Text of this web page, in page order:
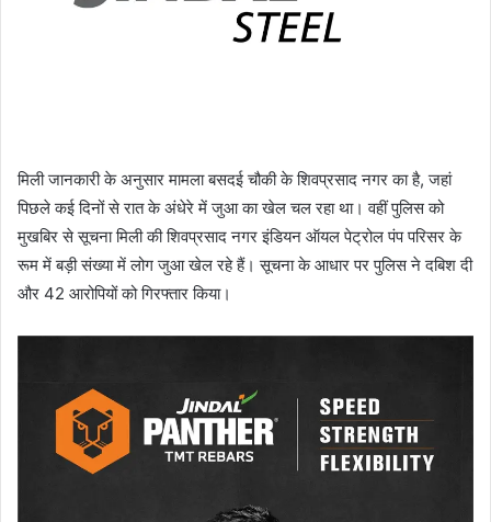
मिली जानकारी के अनुसार मामला बसदई चौकी के शिवप्रसाद नगर का है, जहां
पिछले कई दिनों से रात के अंधेरे में जुआ का खेल चल रहा था। वहीं पुलिस को
मुखबिर से सूचना मिली की शिवप्रसाद नगर इंडियन ऑयल पेट्रोल पंप परिसर के
रूम में बड़ी संख्या में लोग जुआ खेल रहे हैं। सूचना के आधार पर पुलिस ने दबिश दी
और 42 आरोपियों को गिरफ्तार किया।